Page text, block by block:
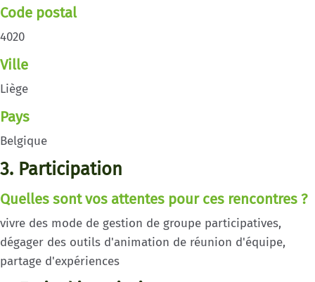
Code postal
4020
Ville
Liège
Pays
Belgique
3. Participation
Quelles sont vos attentes pour ces rencontres ?
vivre des mode de gestion de groupe participatives,
dégager des outils d'animation de réunion d'équipe,
partage d'expériences